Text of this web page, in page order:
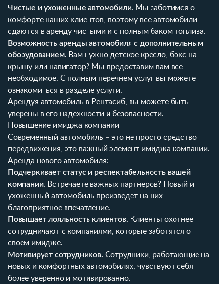
Чистые и ухоженные автомобили. Мы заботимся о
комфорте наших клиентов, поэтому все автомобили
сдаются в аренду чистыми и с полным баком топлива.
Возможность аренды автомобиля с дополнительным
оборудованием. Вам нужно детское кресло, бокс на
крышу или навигатор? Мы предоставим вам все
необходимое. С полным перечнем услуг вы можете
ознакомиться в разделе услуги.
Арендуя автомобиль в Рентасиб, вы можете быть
уверены в его надежности и безопасности.
Повышение имиджа компании
Современный автомобиль – это не просто средство
передвижения, это важный элемент имиджа компании.
Аренда нового автомобиля:
Подчеркивает статус и респектабельность вашей
компании. Встречаете важных партнеров? Новый и
ухоженный автомобиль произведет на них
благоприятное впечатление.
Повышает лояльность клиентов. Клиенты охотнее
сотрудничают с компаниями, которые заботятся о
своем имидже.
Мотивирует сотрудников. Сотрудники, работающие на
новых и комфортных автомобилях, чувствуют себя
более уверенно и мотивированно.